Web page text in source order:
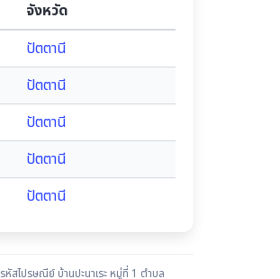
จังหวัด
ปัตตานี
ปัตตานี
ปัตตานี
ปัตตานี
ปัตตานี
รหัสไปรษณีย์ บ้านปะนาเระ หมู่ที่ 1 ตำบล